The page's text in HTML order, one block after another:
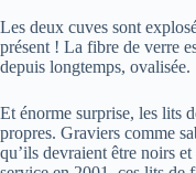
Les deux cuves sont
présent ! La fibre de verre
depuis longtemps, ovalisée.
Et énorme surprise, les lits
propres. Graviers comme
qu’ils devraient être noirs